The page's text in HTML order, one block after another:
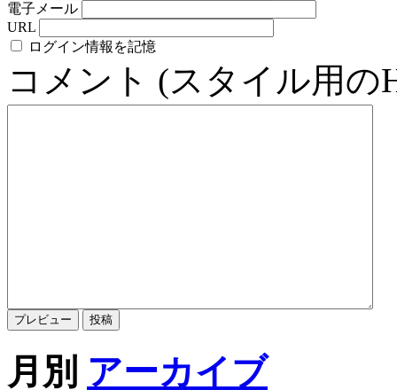
電子メール
URL
ログイン情報を記憶
コメント (スタイル用
月別 アーカイブ